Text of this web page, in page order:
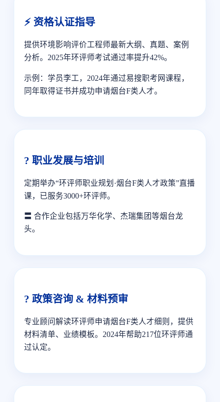
⚡ 资格认证指导
提供环境影响评价工程师最新大纲、真题、案例
分析。2025年环评师考试通过率提升42%。
示例：学员李工，2024年通过易搜职考网课程，
同年取得证书并成功申请烟台F类人才。
? 职业发展与培训
定期举办“环评师职业规划·烟台F类人才政策”直播
课，已服务3000+环评师。
〓 合作企业包括万华化学、杰瑞集团等烟台龙
头。
? 政策咨询 & 材料预审
专业顾问解读环评师申请烟台F类人才细则，提供
材料清单、业绩模板。2024年帮助217位环评师通
过认定。